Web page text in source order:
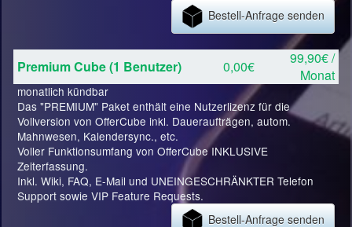
Bestell-Anfrage senden
Premium Cube (1 Benutzer) 0,00€
99,90€ /
Monat
monatlich kündbar
Das "PREMIUM" Paket enthält eine Nutzerlizenz für die
Vollversion von OfferCube inkl. Daueraufträgen, autom.
Mahnwesen, Kalendersync., etc.
Voller Funktionsumfang von OfferCube INKLUSIVE
Zeiterfassung.
Inkl. Wiki, FAQ, E-Mail und UNEINGESCHRÄNKTER Telefon
Support sowie VIP Feature Requests.
Bestell-Anfrage senden